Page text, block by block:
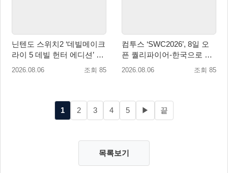
닌텐도 스위치2 ‘데빌메이크
라이 5 데빌 헌터 에디션’ 패
키지 제품 8월 7일 예약판매
2026.08.06 조회 85
컴투스 ‘SWC2026’, 8일 오
픈 퀄리파이어-한국으로 시
즌 개막!
2026.08.06 조회 85
1 2 3 4 5 ▶ 끝
목록보기